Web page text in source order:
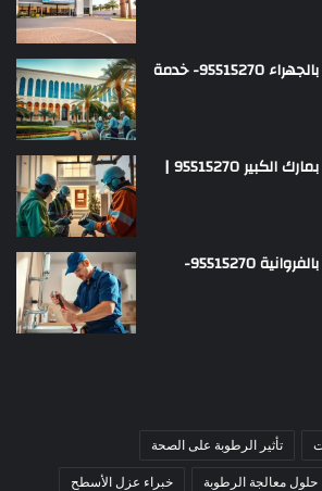
شركة كشف خرير المياه بالجهراء 95515270- خدمة
شركة كشف خرير المياه بمارك الكبير 95515270 |
شركة كشف خرير المياه بالفروانية 95515270-
تأثير الرطوبة على الصحة
حلول معالجة الرطوبة خبراء عزل الأسطح